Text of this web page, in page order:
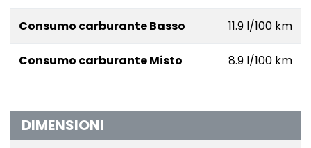
Consumo carburante Basso 11.9 l/100 km
Consumo carburante Misto 8.9 l/100 km
DIMENSIONI